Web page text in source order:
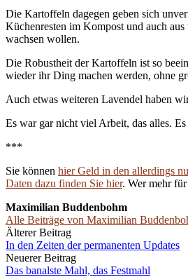
Die Kartoffeln dagegen geben sich
Küchenresten im Kompost und auch
wachsen wollen.
Die Robustheit der Kartoffeln ist so
wieder ihr Ding machen werden, ohne
Auch etwas weiteren Lavendel haben
Es war gar nicht viel Arbeit, das alles.
***
Sie können hier Geld in den allerdings
Daten dazu finden Sie hier. Wer mehr
Maximilian Buddenbohm
Alle Beiträge von Maximilian
Beitrags-
Navigation
Älterer Beitrag
In den Zeiten der permanenten Updates
Neuerer Beitrag
Das banalste Mahl, das Festmahl